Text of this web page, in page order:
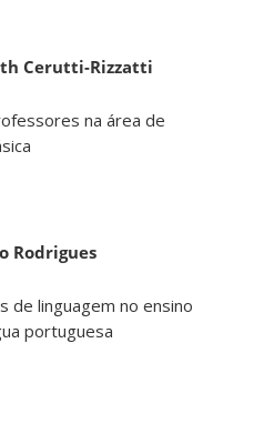
Cerutti-Rizzatti
na área de
Rodrigues
de linguagem no ensino
portuguesa